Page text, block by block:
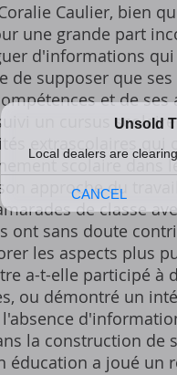
Caulier, bien
une grande part
d'informations
de supposer que
et de
un cursus
extrascolaires
scolaire dans
approche du
de classe
ont sans doute
les aspects plus
a-t-elle participé à
ou démontré un
la construction de
éducation a joué un